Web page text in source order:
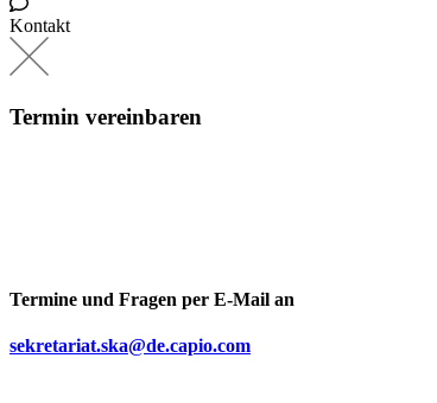
Kontakt
Termin vereinbaren
Termine und Fragen per E-Mail an
sekretariat.ska@de.capio.com